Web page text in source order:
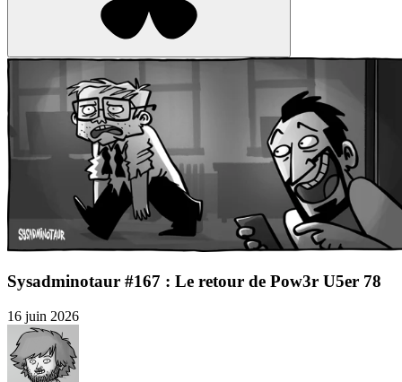
Sysadminotaur #167 : Le retour de Pow3r U5er 78
16 juin 2026